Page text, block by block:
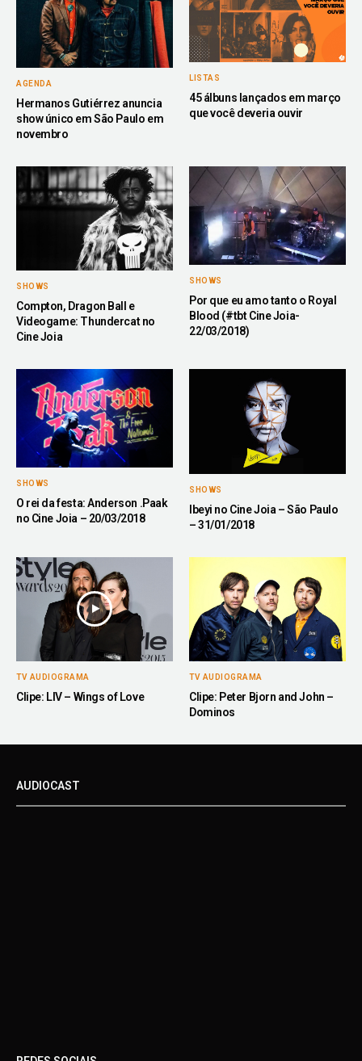
AGENDA
Hermanos Gutiérrez anuncia
show único em São Paulo em
novembro
LISTAS
45 álbuns lançados em março
que você deveria ouvir
SHOWS
Compton, Dragon Ball e
Videogame: Thundercat no
Cine Joia
SHOWS
Por que eu amo tanto o Royal
Blood (#tbt Cine Joia-
22/03/2018)
SHOWS
O rei da festa: Anderson .Paak
no Cine Joia – 20/03/2018
SHOWS
Ibeyi no Cine Joia – São Paulo
– 31/01/2018
TV AUDIOGRAMA
Clipe: LIV – Wings of Love
TV AUDIOGRAMA
Clipe: Peter Bjorn and John –
Dominos
AUDIOCAST